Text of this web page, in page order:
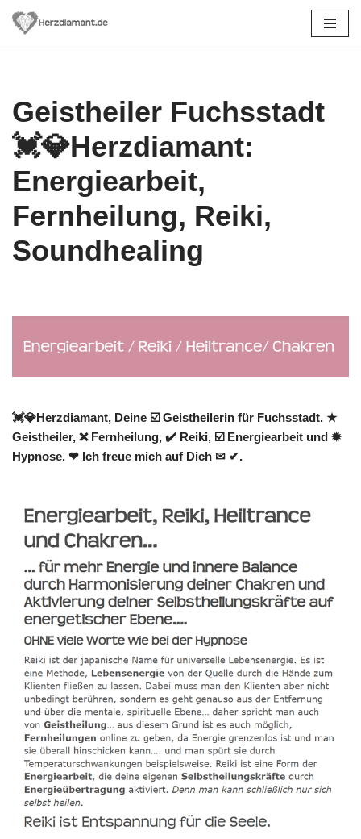
Geistheiler Fuchsstadt
💓️💎Herzdiamant:
Energiearbeit,
Fernheilung, Reiki,
Soundhealing
💓️💎Herzdiamant, Deine ☑️ Geistheilerin für Fuchsstadt. ★
Geistheiler, ❌ Fernheilung, ✔️ Reiki, ☑️ Energiearbeit und ✹
Hypnose. ❤ Ich freue mich auf Dich ✉ ✔.